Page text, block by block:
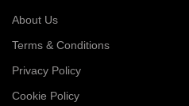
About Us
Terms & Conditions
Privacy Policy
Cookie Policy